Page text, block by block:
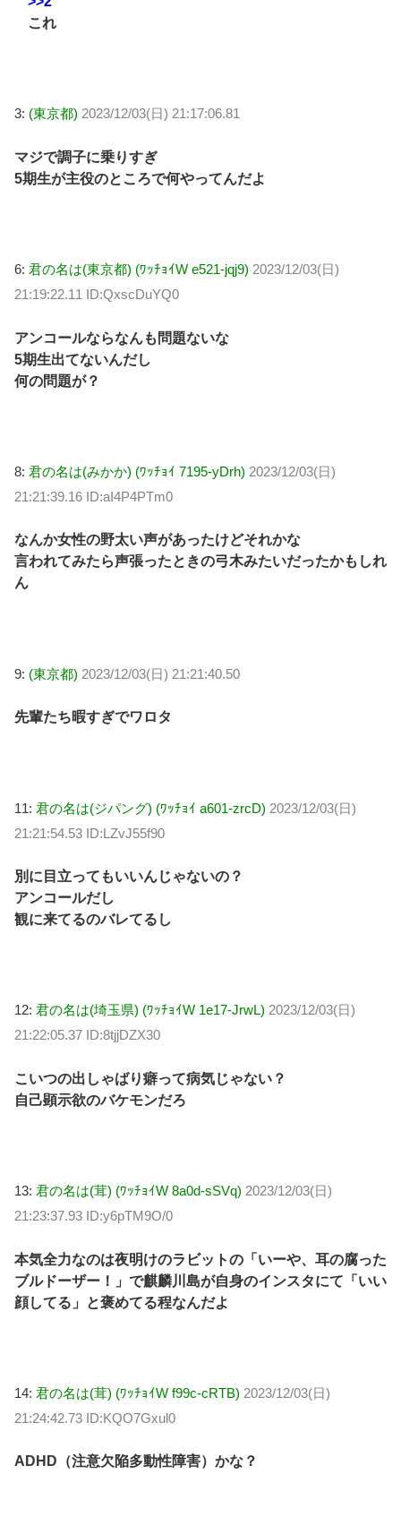
これ
3: (東京都) 2023/12/03(日) 21:17:06.81
マジで調子に乗りすぎ
5期生が主役のところで何やってんだよ
6: 君の名は(東京都) (ﾜｯﾁｮｲW e521-jqj9) 2023/12/03(日)
21:19:22.11 ID:QxscDuYQ0
アンコールならなんも問題ないな
5期生出てないんだし
何の問題が？
8: 君の名は(みかか) (ﾜｯﾁｮｲ 7195-yDrh) 2023/12/03(日)
21:21:39.16 ID:aI4P4PTm0
なんか女性の野太い声があったけどそれかな
言われてみたら声張ったときの弓木みたいだったかもしれ
ん
9: (東京都) 2023/12/03(日) 21:21:40.50
先輩たち暇すぎでワロタ
11: 君の名は(ジパング) (ﾜｯﾁｮｲ a601-zrcD) 2023/12/03(日)
21:21:54.53 ID:LZvJ55f90
別に目立ってもいいんじゃないの？
アンコールだし
観に来てるのバレてるし
12: 君の名は(埼玉県) (ﾜｯﾁｮｲW 1e17-JrwL) 2023/12/03(日)
21:22:05.37 ID:8tjjDZX30
こいつの出しゃばり癖って病気じゃない？
自己顕示欲のバケモンだろ
13: 君の名は(茸) (ﾜｯﾁｮｲW 8a0d-sSVq) 2023/12/03(日)
21:23:37.93 ID:y6pTM9O/0
本気全力なのは夜明けのラビットの「いーや、耳の腐った
ブルドーザー！」で麒麟川島が自身のインスタにて「いい
顔してる」と褒めてる程なんだよ
14: 君の名は(茸) (ﾜｯﾁｮｲW f99c-cRTB) 2023/12/03(日)
21:24:42.73 ID:KQO7Gxul0
ADHD（注意欠陥多動性障害）かな？